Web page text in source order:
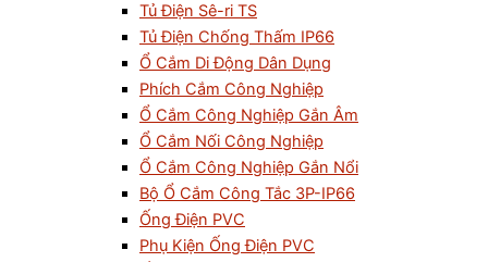
Tủ Điện Sê-ri TS
Tủ Điện Chống Thấm IP66
Ổ Cắm Di Động Dân Dụng
Phích Cắm Công Nghiệp
Ổ Cắm Công Nghiệp Gắn Âm
Ổ Cắm Nối Công Nghiệp
Ổ Cắm Công Nghiệp Gắn Nổi
Bộ Ổ Cắm Công Tắc 3P-IP66
Ống Điện PVC
Phụ Kiện Ống Điện PVC